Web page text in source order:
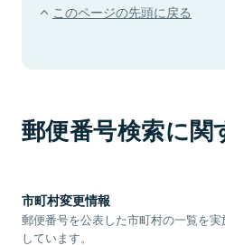
このページの先頭に戻る
郵便番号検索に関
市町村変更情報
郵便番号を公表した市町村の一覧を
しています。